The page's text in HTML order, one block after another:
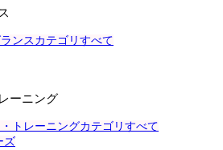
ンスカテゴリすべて
ーニング
トレーニングカテゴリすべて
ズ